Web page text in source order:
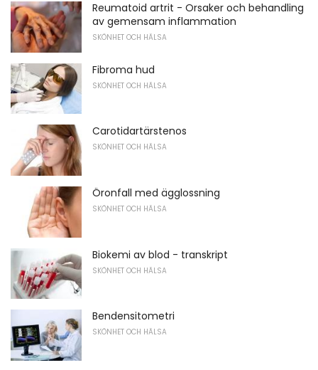
Reumatoid artrit - Orsaker och behandling
av gemensam inflammation
SKÖNHET OCH HÄLSA
Fibroma hud
SKÖNHET OCH HÄLSA
Carotidartärstenos
SKÖNHET OCH HÄLSA
Öronfall med ägglossning
SKÖNHET OCH HÄLSA
Biokemi av blod - transkript
SKÖNHET OCH HÄLSA
Bendensitometri
SKÖNHET OCH HÄLSA